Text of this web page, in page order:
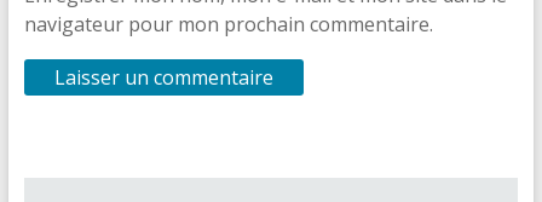
navigateur pour mon prochain commentaire.